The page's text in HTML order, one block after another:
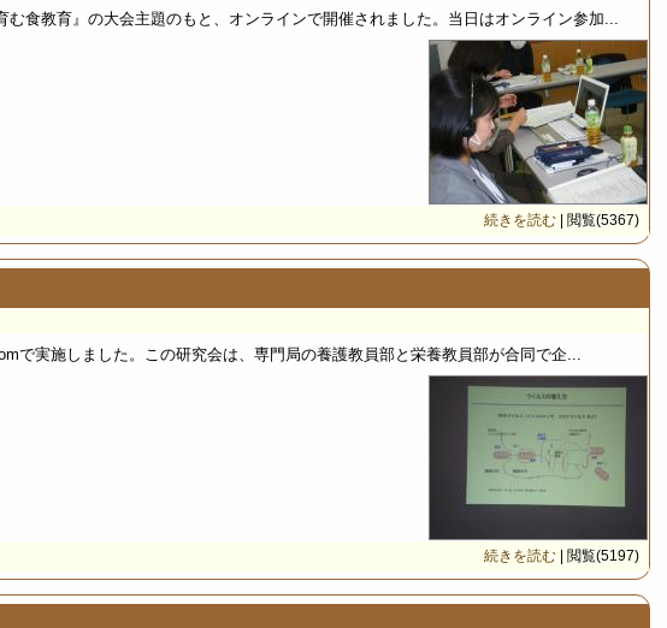
教育』の大会主題のもと、オンラインで開催されました。当日はオンライン参加...
続きを読む | 閲覧(5367)
実施しました。この研究会は、専門局の養護教員部と栄養教員部が合同で企...
続きを読む | 閲覧(5197)